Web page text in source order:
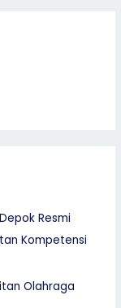
Resmi
Kompetensi
Olahraga